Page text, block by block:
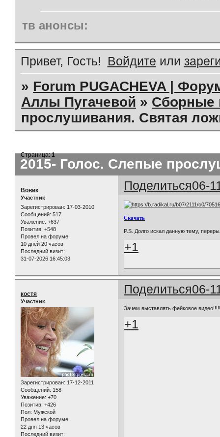
тв анонсы:
Привет, Гость! Войдите или
» Forum PUGACHEVA |
Аллы Пугачевой » Сборные
прослушивания. Святая
2015- Голос. Слепые
Страница:1
Поделиться06-
Вовик
Участник
Зарегистрирован: 17-03-2010
Сообщений: 517
Уважение: +637
Позитив: +548
Провел на форуме:
10 дней 20 часов
Последний визит:
31-07-2026 16:45:03
Скачать
P.S. Долго искал данную тему,
+1
Поделиться06-
костя
Участник
Зарегистрирован: 17-12-2011
Сообщений: 158
Уважение: +70
Позитив: +426
Пол: Мужской
Провел на форуме:
22 дня 13 часов
Последний визит:
Зачем выставлять фейковое
+1